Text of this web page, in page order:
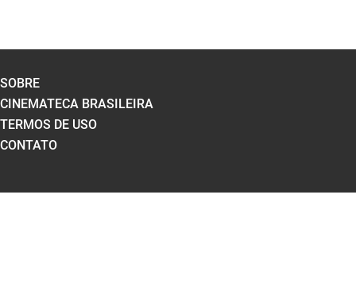
SOBRE
CINEMATECA BRASILEIRA
TERMOS DE USO
CONTATO